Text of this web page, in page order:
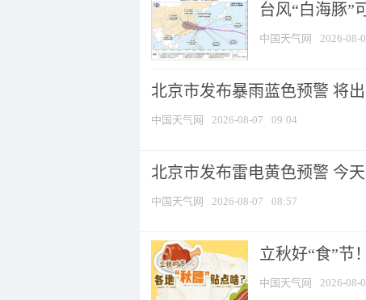
台风“白海豚”
中国天气网 2026-08-
北京市发布暴雨蓝色预警 将
中国天气网 2026-08-07 09:04
北京市发布雷电黄色预警 今
中国天气网 2026-08-07 08:57
立秋好“食”节
中国天气网 2026-08-